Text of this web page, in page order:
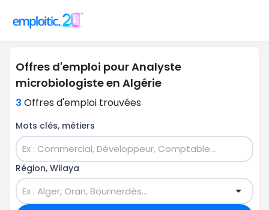
Offres d'emploi pour Analyste
microbiologiste en Algérie
3 Offres d'emploi trouvées
Mots clés, métiers
Région, Wilaya